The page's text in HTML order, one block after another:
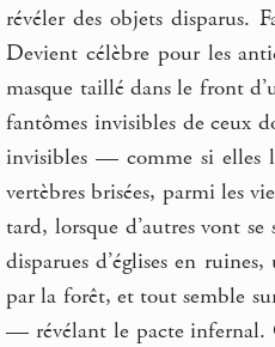
révéler des objets disparus.
Devient célèbre pour les
masque taillé dans le front
fantômes invisibles de ceux
invisibles — comme si elles
vertèbres brisées, parmi les
tard, lorsque d’autres vont
disparues d’églises en
par la forêt, et tout semble
— révélant le pacte infernal.